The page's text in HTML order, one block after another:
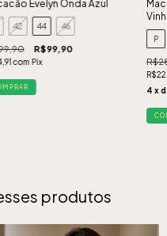
Evelyn Onda Azul
42 44 46
R$99,90
com Pix
P
4 x
produtos